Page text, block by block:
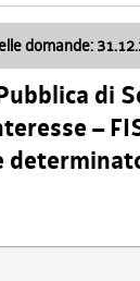
domande:
di
–